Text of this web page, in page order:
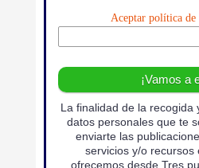
Aceptar política de
La finalidad de la recogida
datos personales que te
enviarte las
servicios y/o recursos
ofrecemos desde Tres